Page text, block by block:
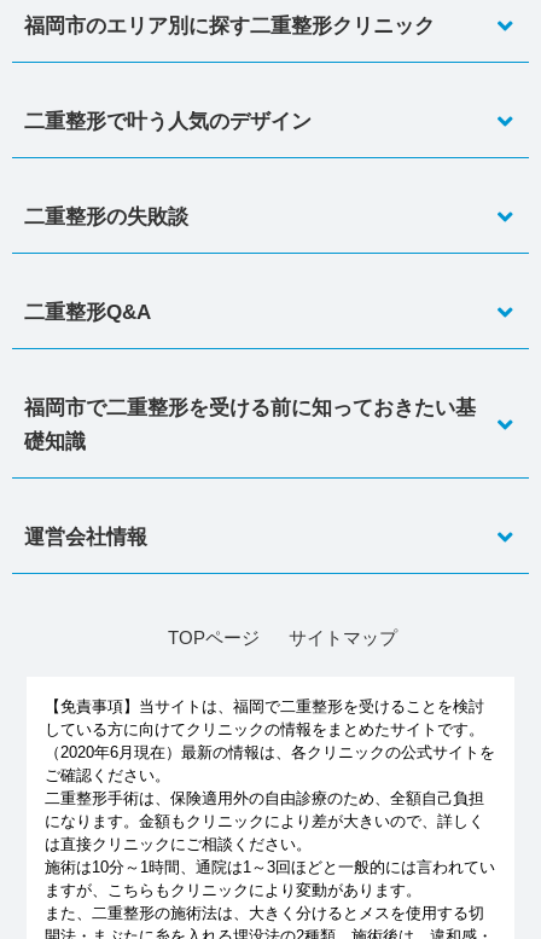
福岡市のエリア別に探す二重整形クリニック
二重整形で叶う人気のデザイン
二重整形の失敗談
二重整形Q&A
福岡市で二重整形を受ける前に知っておきたい基
礎知識
運営会社情報
TOPページ サイトマップ
【免責事項】 当サイトは、福岡で二重整形を受けることを検討
している方に向けてクリニックの情報をまとめたサイトです。
（2020年6月現在）最新の情報は、各クリニックの公式サイトを
ご確認ください。
二重整形手術は、保険適用外の自由診療のため、全額自己負担
になります。金額もクリニックにより差が大きいので、詳しく
は直接クリニックにご相談ください。
施術は10分～1時間、通院は1～3回ほどと一般的には言われてい
ますが、こちらもクリニックにより変動があります。
また、二重整形の施術法は、大きく分けるとメスを使用する切